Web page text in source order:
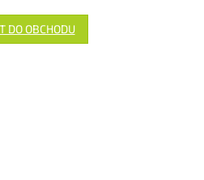
DO OBCHODU